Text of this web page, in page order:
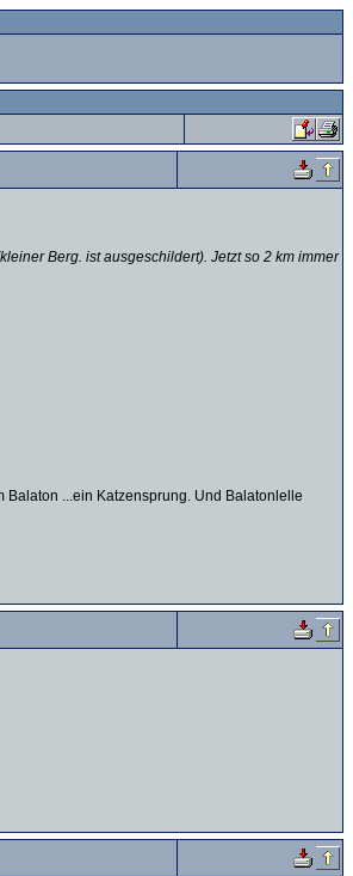
Berg. ist ausgeschildert). Jetzt so 2 km immer
Balaton ...ein Katzensprung. Und Balatonlelle